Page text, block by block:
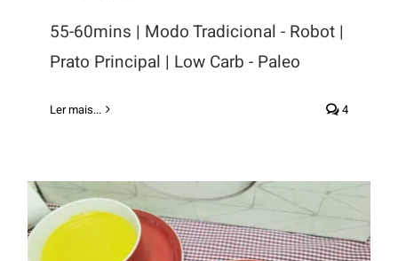
55-60mins | Modo Tradicional - Robot |
Prato Principal | Low Carb - Paleo
Ler mais... 4